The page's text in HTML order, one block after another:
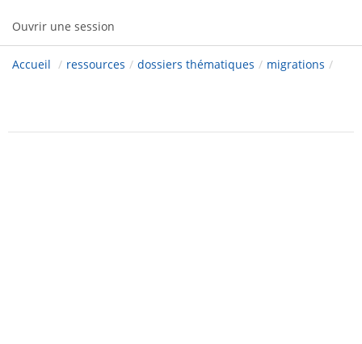
Ouvrir une session
Accueil / ressources / dossiers thématiques / migrations /